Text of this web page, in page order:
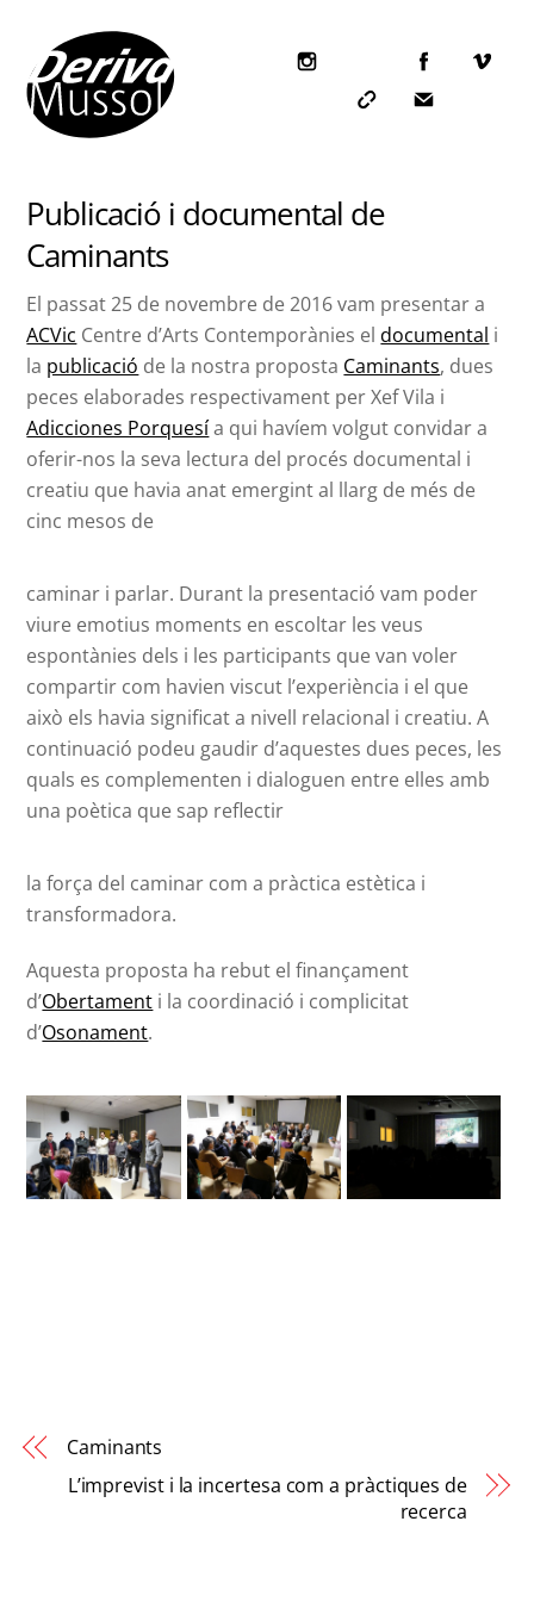
content
Icon
Icon
Icon
Publicació i documental de
Caminants
El passat 25 de novembre de 2016 vam presentar a
ACVic Centre d’Arts Contemporànies eldocumental i
la publicació de la nostra proposta Caminants, dues
peces elaborades respectivament per Xef Vila i
Adicciones Porquesía qui havíem volgut convidar a
oferir-nos la seva lectura del procés documental i
creatiu que havia anat emergint al llarg de més de
cinc mesos de
caminar i parlar. Durant la presentació vam poder
viure emotius moments en escoltar les veus
espontànies dels i les participants que van voler
compartir com havien viscut l’experiència i el que
això els havia significat a nivell relacional i creatiu. A
continuació podeu gaudir d’aquestes dues peces, les
quals es complementen i dialoguen entre elles amb
una poètica que sap reflectir
la força del caminar com a pràctica estètica i
transformadora.
Aquesta proposta ha rebut el finançament
d’Obertament i la coordinació i complicitat
d’Osonament.
Caminants
L’imprevist i la incertesa com a pràctiques de
recerca